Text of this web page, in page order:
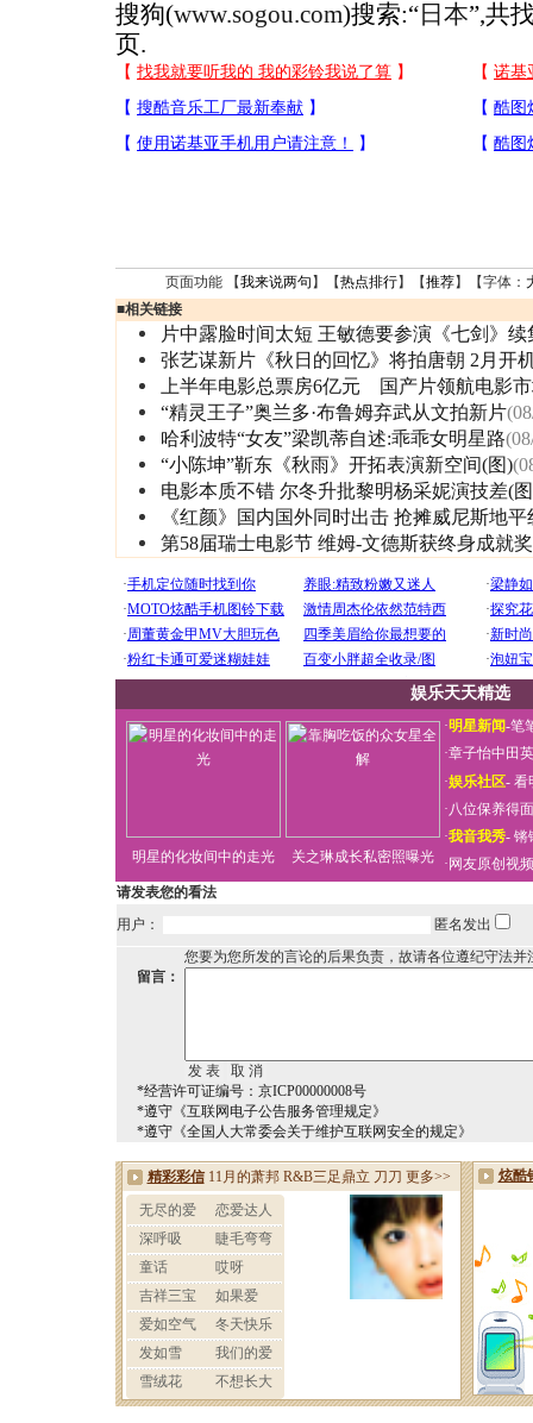
搜狗(www.sogou.com)搜索:“日本”,共
页.
页面功能 【我来说两句 】【热点排行】【推荐】【字体：
■相关链接
片中露脸时间太短 王敏德要参演《七剑》续
张艺谋新片《秋日的回忆》将拍唐朝 2月开
上半年电影总票房6亿元 国产片领航电影
“精灵王子”奥兰多·布鲁姆弃武从文拍新片
哈利波特“女友”梁凯蒂自述:乖乖女明星路
“小陈坤”靳东《秋雨》开拓表演新空间(图)
电影本质不错 尔冬升批黎明杨采妮演技差(
《红颜》国内国外同时出击 抢摊威尼斯地平
第58届瑞士电影节 维姆-文德斯获终身成就奖
娱乐天天精选
明星的化妆间中的走光 关之琳成长私密照曝光
·明星新闻-笔
·章子怡中田
·娱乐社区- 看
·八位保养得
·我音我秀- 锵
· 网友原创视
请发表您的看法
用户：
匿名发出
您要为您所发的言论的后果负责，故请各位遵纪守法并
留言：
*经营许可证编号：京ICP00000008号
*遵守《互联网电子公告服务管理规定》
*遵守《全国人大常委会关于维护互联网安全的规定》